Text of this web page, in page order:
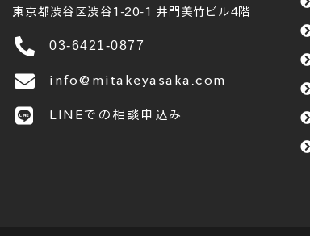
東京都渋谷区渋谷1-20-1 井門美竹ビル4階
03-6421-0877
info@mitakeyasaka.com
LINEでの相談申込み